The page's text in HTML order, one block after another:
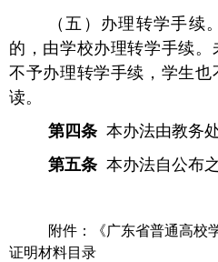
（五）办理转学手续
的，由学校办理转学手续
不予办理转学手续，学生
读。
第四条 本办法由教务
第五条 本办法自公布
附件：《广东省普通高校
证明材料目录